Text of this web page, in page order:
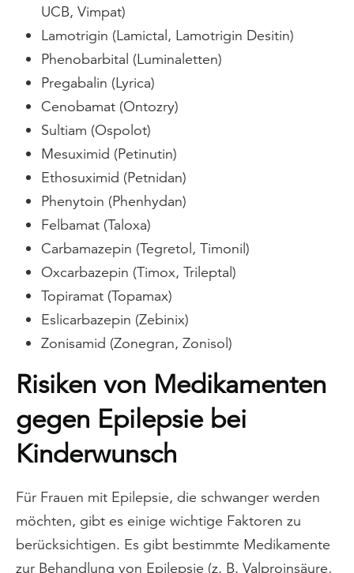
UCB, Vimpat)
Lamotrigin (Lamictal, Lamotrigin Desitin)
Phenobarbital (Luminaletten)
Pregabalin (Lyrica)
Cenobamat (Ontozry)
Sultiam (Ospolot)
Mesuximid (Petinutin)
Ethosuximid (Petnidan)
Phenytoin (Phenhydan)
Felbamat (Taloxa)
Carbamazepin (Tegretol, Timonil)
Oxcarbazepin (Timox, Trileptal)
Topiramat (Topamax)
Eslicarbazepin (Zebinix)
Zonisamid (Zonegran, Zonisol)
Risiken von Medikamenten
gegen Epilepsie bei
Kinderwunsch
Für Frauen mit Epilepsie, die schwanger werden
möchten, gibt es einige wichtige Faktoren zu
berücksichtigen. Es gibt bestimmte Medikamente
zur Behandlung von Epilepsie (z. B. Valproinsäure,